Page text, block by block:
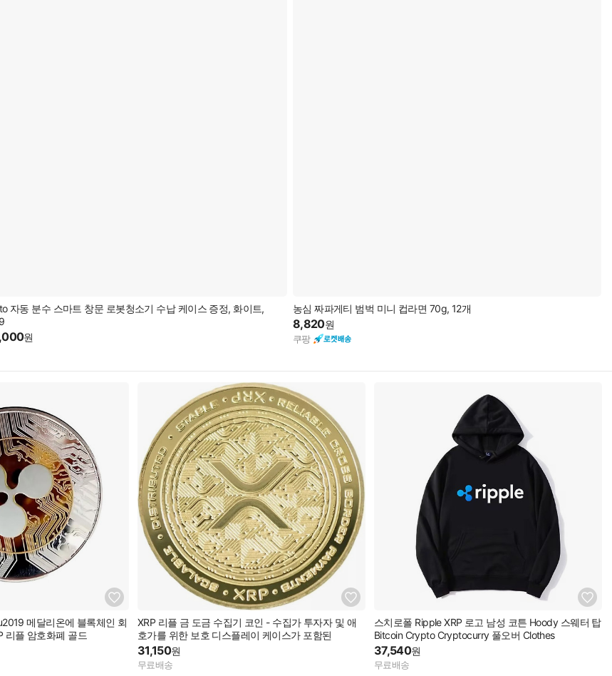
자동 분수 스마트 창문 로봇청소기 수납 케이스 증정, 화이트,
원
농심 짜파게티 범벅 미니 컵라면 70g, 12개
8,820원
쿠팡
메달리온에 블록체인 회
리플 암호화폐 골드
XRP 리플 금 도금 수집기 코인 - 수집가 투자자 및 애
호가를 위한 보호 디스플레이 케이스가 포함된
31,150원
무료배송
스치로폴 Ripple XRP 로고 남성 코튼 Hoody 스웨터 탑
Bitcoin Crypto Cryptocurry 풀오버 Clothes
37,540원
무료배송